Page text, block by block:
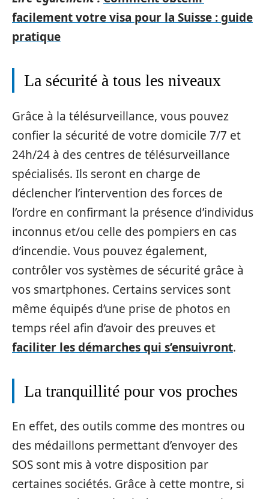
facilement votre visa pour la Suisse : guide
pratique
La sécurité à tous les niveaux
Grâce à la télésurveillance, vous pouvez
confier la sécurité de votre domicile 7/7 et
24h/24 à des centres de télésurveillance
spécialisés. Ils seront en charge de
déclencher l’intervention des forces de
l’ordre en confirmant la présence d’individus
inconnus et/ou celle des pompiers en cas
d’incendie. Vous pouvez également,
contrôler vos systèmes de sécurité grâce à
vos smartphones. Certains services sont
même équipés d’une prise de photos en
temps réel afin d’avoir des preuves et
faciliter les démarches qui s’ensuivront.
La tranquillité pour vos proches
En effet, des outils comme des montres ou
des médaillons permettant d’envoyer des
SOS sont mis à votre disposition par
certaines sociétés. Grâce à cette montre, si